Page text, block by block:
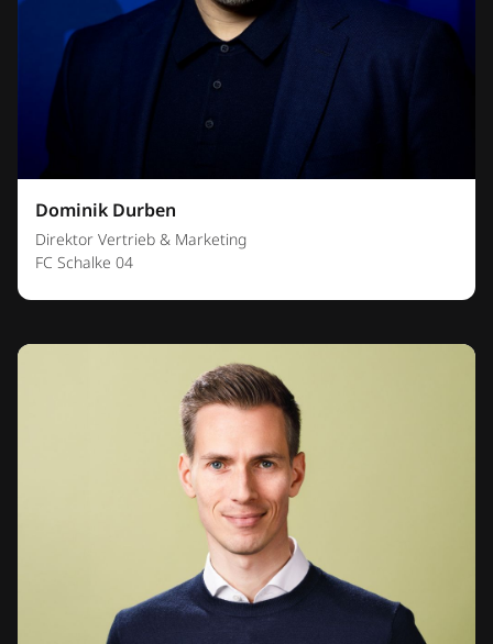
Dominik Durben
Direktor Vertrieb & Marketing
FC Schalke 04